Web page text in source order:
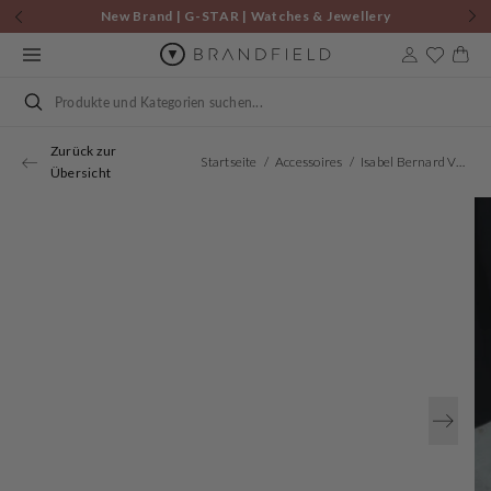
Zum
Inhalt
springen
New Brand | G-STAR | Watches & Jewellery
Suchen
Zurück zur
Übersicht
Startseite Accessoires Isabel Bernard Vendôme Blandine Cremefarbene Spazzolato-Leder Loafer IB51015-638-39